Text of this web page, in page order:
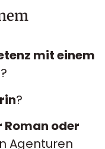
mit einem
?
?
Roman oder
Agenturen